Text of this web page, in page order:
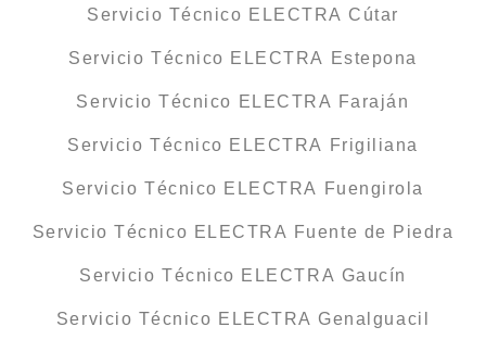
Servicio Técnico ELECTRA Cútar
Servicio Técnico ELECTRA Estepona
Servicio Técnico ELECTRA Faraján
Servicio Técnico ELECTRA Frigiliana
Servicio Técnico ELECTRA Fuengirola
Servicio Técnico ELECTRA Fuente de Piedra
Servicio Técnico ELECTRA Gaucín
Servicio Técnico ELECTRA Genalguacil